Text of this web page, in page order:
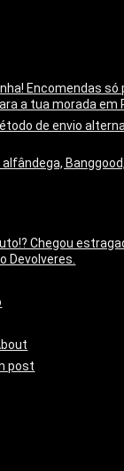
Encomendas só
a tua morada em
de envio
Chegou
Devolveres.
post